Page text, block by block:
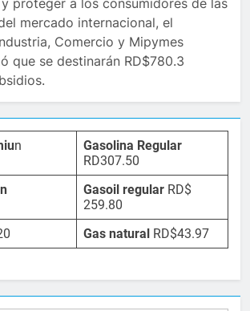
proteger a los consumidores de las
mercado internacional, el
Comercio y Mipymes
que se destinarán RD$780.3
n
Gasolina Regular
RD307.50
Gasoil regular RD$
259.80
Gas natural RD$43.97